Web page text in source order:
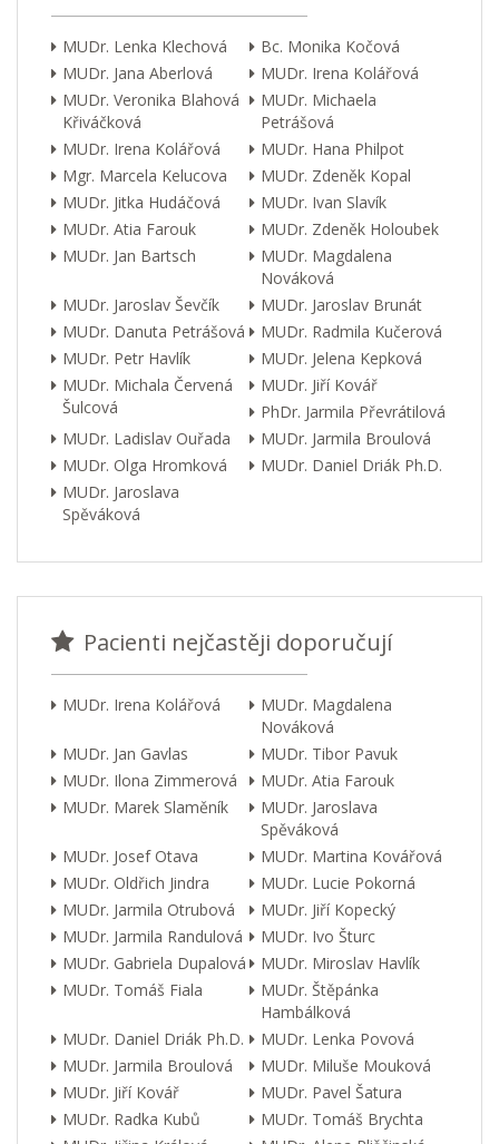
MUDr. Lenka Klechová
Bc. Monika Kočová
MUDr. Jana Aberlová
MUDr. Irena Kolářová
MUDr. Veronika Blahová
Křiváčková
MUDr. Michaela
Petrášová
MUDr. Irena Kolářová
MUDr. Hana Philpot
Mgr. Marcela Kelucova
MUDr. Zdeněk Kopal
MUDr. Jitka Hudáčová
MUDr. Ivan Slavík
MUDr. Atia Farouk
MUDr. Zdeněk Holoubek
MUDr. Jan Bartsch
MUDr. Magdalena
Nováková
MUDr. Jaroslav Ševčík
MUDr. Jaroslav Brunát
MUDr. Danuta Petrášová
MUDr. Radmila Kučerová
MUDr. Petr Havlík
MUDr. Jelena Kepková
MUDr. Michala Červená
Šulcová
MUDr. Jiří Kovář
PhDr. Jarmila Převrátilová
MUDr. Ladislav Ouřada
MUDr. Jarmila Broulová
MUDr. Olga Hromková
MUDr. Daniel Driák Ph.D.
MUDr. Jaroslava
Spěváková
Pacienti nejčastěji doporučují
MUDr. Irena Kolářová
MUDr. Magdalena
Nováková
MUDr. Jan Gavlas
MUDr. Tibor Pavuk
MUDr. Ilona Zimmerová
MUDr. Atia Farouk
MUDr. Marek Slaměník
MUDr. Jaroslava
Spěváková
MUDr. Josef Otava
MUDr. Martina Kovářová
MUDr. Oldřich Jindra
MUDr. Lucie Pokorná
MUDr. Jarmila Otrubová
MUDr. Jiří Kopecký
MUDr. Jarmila Randulová
MUDr. Ivo Šturc
MUDr. Gabriela Dupalová
MUDr. Miroslav Havlík
MUDr. Tomáš Fiala
MUDr. Štěpánka
Hambálková
MUDr. Daniel Driák Ph.D.
MUDr. Lenka Povová
MUDr. Jarmila Broulová
MUDr. Miluše Mouková
MUDr. Jiří Kovář
MUDr. Pavel Šatura
MUDr. Radka Kubů
MUDr. Tomáš Brychta